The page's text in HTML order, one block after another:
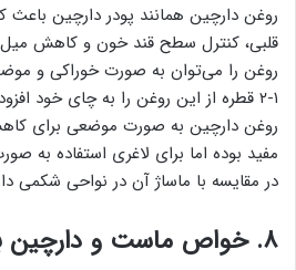
روغن دارچین همانند پودر دارچین
قلبی، کنترل سطح قند خون و کاهش
روغن را می‌توان به صورت خوراکی و
۱-۲ قطره از این روغن را به چای خود
روغن دارچین به صورت موضعی برای
مفید بوده اما برای لاغری استفاده به
در مقایسه با ماساژ آن در نواحی شکمی
۸. خواص ماست و دارچین برای لاغری